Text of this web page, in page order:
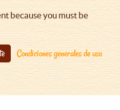
because you must be
Condiciones generales de uso